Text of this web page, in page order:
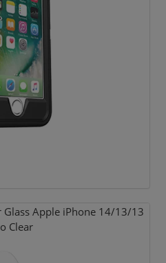
Apple iPhone 14/13/13
Clear